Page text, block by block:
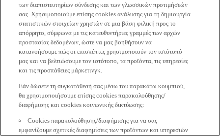
των διαπιστευτηρίων σύνδεσης και των γλωσσικών προτιμήσεών
σας. Χρησιμοποιούμε επίσης cookies ανάλυσης για τη δημιουργία
στατιστικών στοιχείων χρηστών σε μια βάση φιλική προς το
απόρρητο, σύμφωνα με τις κατευθυντήριες γραμμές των αρχών
προστασίας δεδομένων, ώστε να μας βοηθήσουν να
κατανοήσουμε πώς οι επισκέπτες χρησιμοποιούν τον ιστότοπό
μας και να βελτιώσουμε τον ιστότοπο, τα προϊόντα, τις υπηρεσίες
και τις προσπάθειες μάρκετινγκ.
Εάν δώσετε τη συγκατάθεσή σας μέσω του παρακάτω κουμπιού,
θα χρησιμοποιήσουμε επίσης cookies παρακολούθησης/
διαφήμισης και cookies κοινωνικής δικτύωσης:
Cookies παρακολούθησης/διαφήμισης για να σας
εμφανίζουμε σχετικές διαφημίσεις των προϊόντων και υπηρεσιών